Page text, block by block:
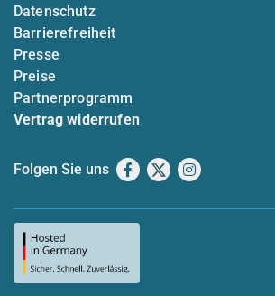
Datenschutz
Barrierefreiheit
Presse
Preise
Partnerprogramm
Vertrag widerrufen
Folgen Sie uns Facebook
X Instagram